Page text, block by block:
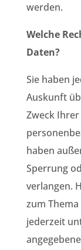
werden.
Welche
Daten?
Sie haben
Auskunft
Zweck
haben
Sperrung
verlangen.
zum
jederzeit